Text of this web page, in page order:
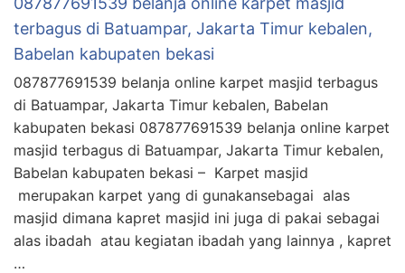
terbagus di Batuampar, Jakarta Timur kebalen,
Babelan kabupaten bekasi
087877691539 belanja online karpet masjid terbagus
di Batuampar, Jakarta Timur kebalen, Babelan
kabupaten bekasi 087877691539 belanja online karpet
masjid terbagus di Batuampar, Jakarta Timur kebalen,
Babelan kabupaten bekasi – Karpet masjid
merupakan karpet yang di gunakansebagai alas
masjid dimana kapret masjid ini juga di pakai sebagai
alas ibadah atau kegiatan ibadah yang lainnya , kapret
…